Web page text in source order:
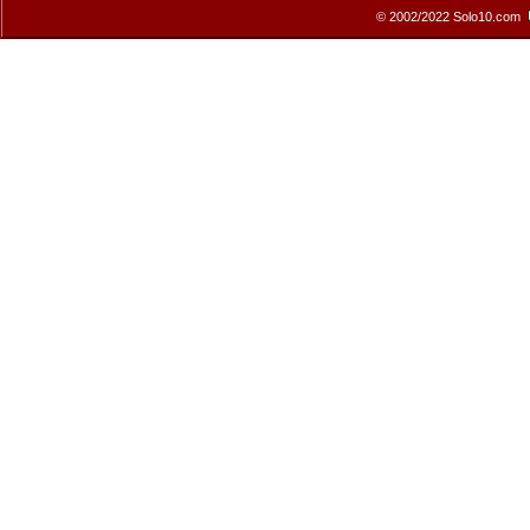
© 2002/2022 Solo10.com